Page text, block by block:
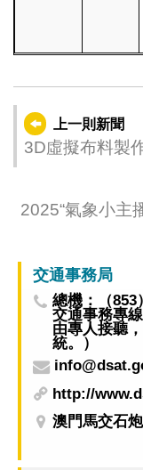
上一則新聞
3D虛擬布料製
2025“氣象小主
交通事務局
總機：（853
交通事務專
由專人接聽
統。）
http://
澳門馬交石